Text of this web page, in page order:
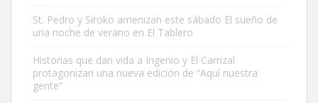
Este gato macho ha aparecido en la calle hace menos de un mes,
es muy manso y extremadamente cari...
Leales.org » Gran Canaria
St. Pedro y Siroko amenizan este sábado El sueño de
una noche de verano en El Tablero
Historias que dan vida a Ingenio y El Carrizal
protagonizan una nueva edición de “Aquí nuestra
gente”